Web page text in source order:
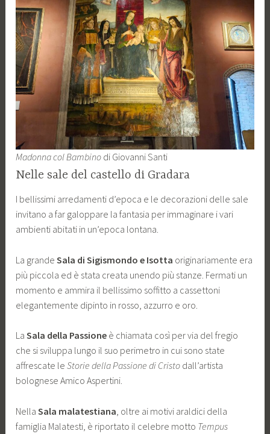
Madonna col Bambino di Giovanni Santi
Nelle sale del castello di Gradara
I bellissimi arredamenti d’epoca e le decorazioni delle sale
invitano a far galoppare la fantasia per immaginare i vari
ambienti abitati in un’epoca lontana.
La grandeSala di Sigismondo e Isotta originariamente era
più piccola ed è stata creata unendo più stanze. Fermati un
momento e ammira il bellissimo soffitto a cassettoni
elegantemente dipinto in rosso, azzurro e oro.
LaSala della Passione è chiamata così per via del fregio
che si sviluppa lungo il suo perimetro in cui sono state
affrescate leStorie della Passione di Cristo dall’artista
bolognese Amico Aspertini.
NellaSala malatestiana , oltre ai motivi araldici della
famiglia Malatesti, è riportato il celebre motto Tempus